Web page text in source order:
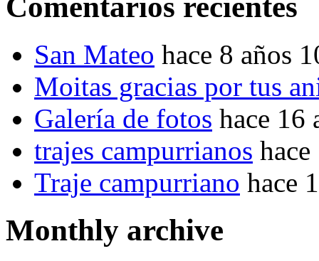
Comentarios recientes
San Mateo hace 8 años
Moitas gracias por tus
Galería de fotos hace 16
trajes campurrianos
Traje campurriano hace
Monthly archive